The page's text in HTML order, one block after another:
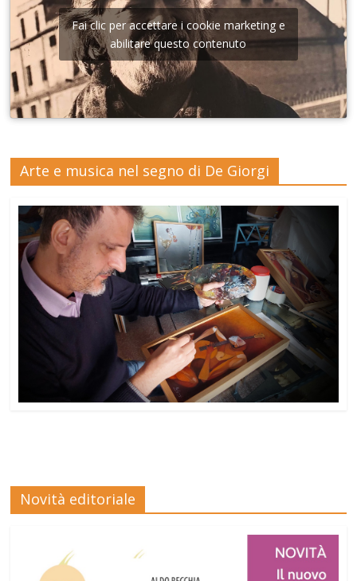
Fai clic per accettare i cookie marketing e
abilitare questo contenuto
Arte e musica nel segno di De Giorgi
Novità editoriale